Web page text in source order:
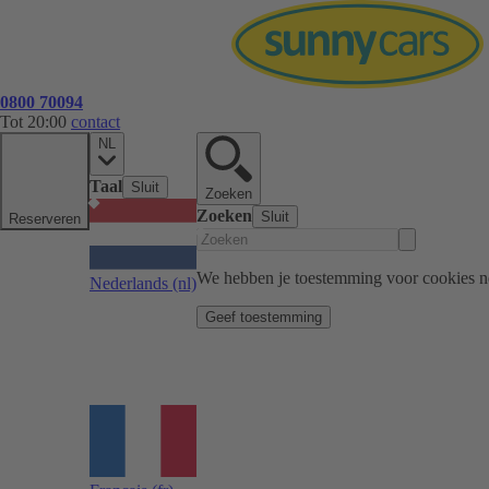
0800 70094
Tot 20:00 contact
Reserveren
NL
Taal Sluit
Nederlands (nl)
Zoeken
Zoeken Sluit
We hebben je toestemming voor cookies
Geef toestemming